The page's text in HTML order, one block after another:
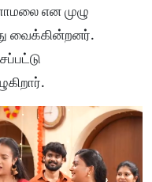
என முழு
வைக்கின்றனர்.